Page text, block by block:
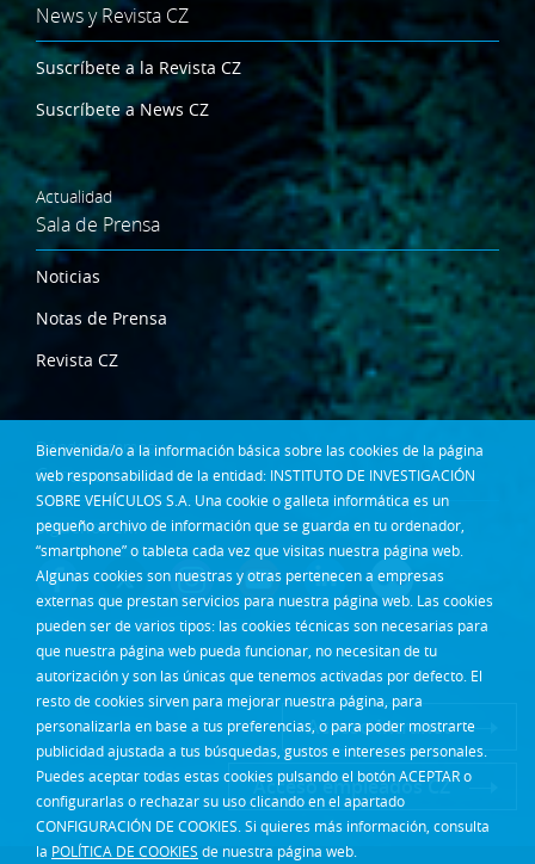
Bienvenida/o a la información básica sobre las cookies de la página
web responsabilidad de la entidad: INSTITUTO DE INVESTIGACIÓN
SOBRE VEHÍCULOS S.A. Una cookie o galleta informática es un
pequeño archivo de información que se guarda en tu ordenador,
“smartphone” o tableta cada vez que visitas nuestra página web.
Algunas cookies son nuestras y otras pertenecen a empresas
externas que prestan servicios para nuestra página web. Las cookies
pueden ser de varios tipos: las cookies técnicas son necesarias para
que nuestra página web pueda funcionar, no necesitan de tu
autorización y son las únicas que tenemos activadas por defecto. El
resto de cookies sirven para mejorar nuestra página, para
personalizarla en base a tus preferencias, o para poder mostrarte
publicidad ajustada a tus búsquedas, gustos e intereses personales.
Puedes aceptar todas estas cookies pulsando el botón ACEPTAR o
configurarlas o rechazar su uso clicando en el apartado
CONFIGURACIÓN DE COOKIES. Si quieres más información, consulta
la POLÍTICA DE COOKIES de nuestra página web.
News y Revista CZ
Suscríbete a la Revista CZ
Suscríbete a News CZ
Actualidad
Sala de Prensa
Noticias
Notas de Prensa
Revista CZ
Dónde estamos
Contacta
Síguenos en:
Acceso Intranet
Acceso empleados CZ